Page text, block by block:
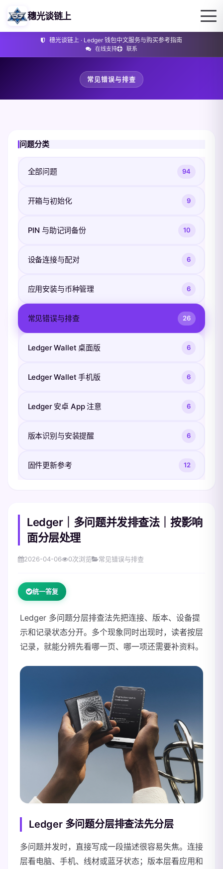
穗光谈链上 · Ledger 钱包中文服务与购买参考指南
在线支持 联系
穗光谈链上
常见错误与排查
问题分类
全部问题 94
开箱与初始化 9
PIN 与助记词备份 10
设备连接与配对 6
应用安装与币种管理 6
常见错误与排查 26
Ledger Wallet 桌面版 6
Ledger Wallet 手机版 6
Ledger 安卓 App 注意 6
版本识别与安装提醒 6
固件更新参考 12
Ledger｜多问题并发排查法｜按影响
面分层处理
2026-04-06 0次浏览 常见错误与排查
统一答复
Ledger 多问题分层排查法先把连接、版本、设备提
示和记录状态分开。多个现象同时出现时，读者按层
记录，就能分辨先看哪一页、哪一项还需要补资料。
Ledger 多问题分层排查法先分层
多问题并发时，直接写成一段描述很容易失焦。连接
层看电脑、手机、线材或蓝牙状态；版本层看应用和